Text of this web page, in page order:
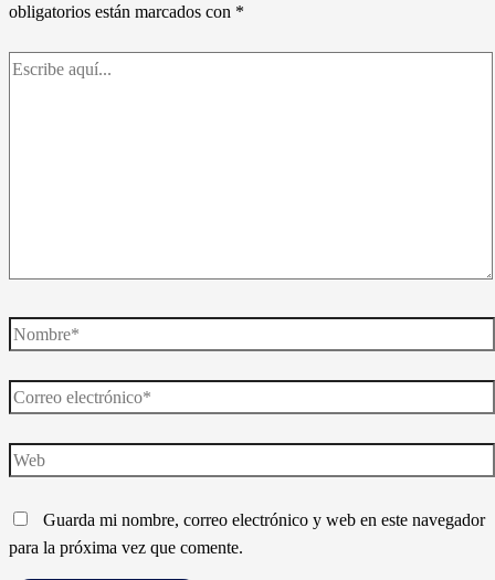
obligatorios están marcados con *
Escribe
Nombre*
Correo
electrónico*
Web
Guarda mi nombre, correo electrónico y web en este navegador
para la próxima vez que comente.